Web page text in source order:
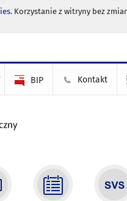
. Korzystanie z witryny bez
BIP Kontakt